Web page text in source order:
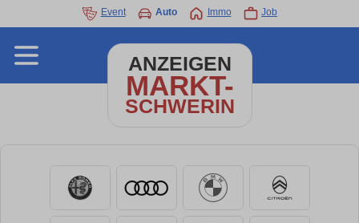
Event Auto Immo Job
ANZEIGEN
MARKT-
SCHWERIN